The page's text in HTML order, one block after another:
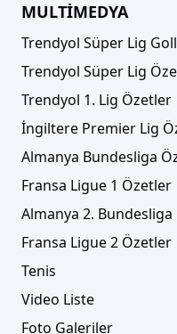
MULTİMEDYA
Trendyol Süper Lig
Trendyol Süper Lig
Trendyol 1. Lig Özetler
İngiltere Premier Lig
Almanya Bundesliga
Fransa Ligue 1 Özetler
Almanya 2.
Fransa Ligue 2 Özetler
Tenis
Video Liste
Foto Galeriler